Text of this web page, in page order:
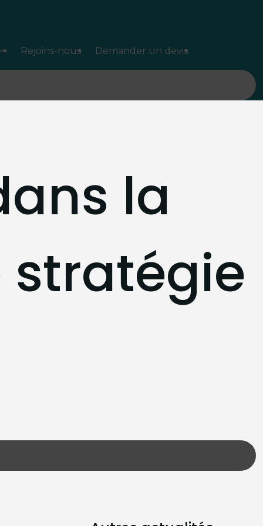
Rejoins-nous Demander un devis
la
stratégie